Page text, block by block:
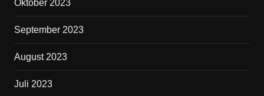
Oktober 2023
September 2023
August 2023
Juli 2023